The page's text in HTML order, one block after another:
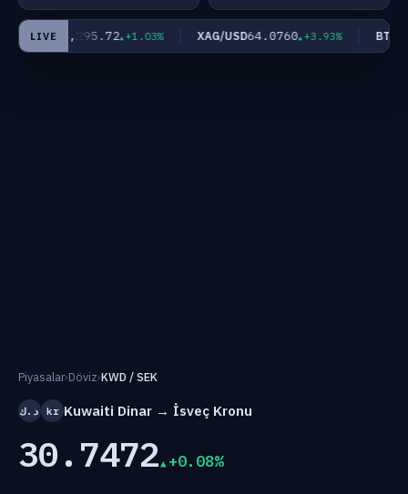
LIVE
XAU/USD4,295.72 +1.03% XAG/USD64.0760 +3.93% BTC/
Piyasalar›Döviz›KWD / SEK
د.ك kr Kuwaiti Dinar → İsveç Kronu
30.7472 +0.08%